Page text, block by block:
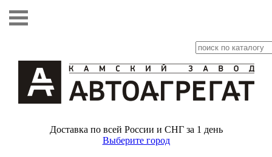
Доставка по всей России и СНГ за 1 день
Выберите город